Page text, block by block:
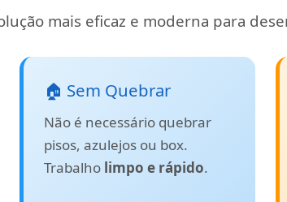
mais eficaz e moderna para
🏠 Sem Quebrar
Não é necessário quebrar
pisos, azulejos ou box.
Trabalho limpo e rápido.